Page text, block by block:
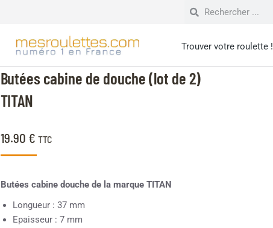
Trouver votre roulette !
Butées cabine de douche (lot de 2)
TITAN
19.90 € TTC
Butées cabine douche de la marque TITAN
Longueur : 37 mm
Epaisseur : 7 mm